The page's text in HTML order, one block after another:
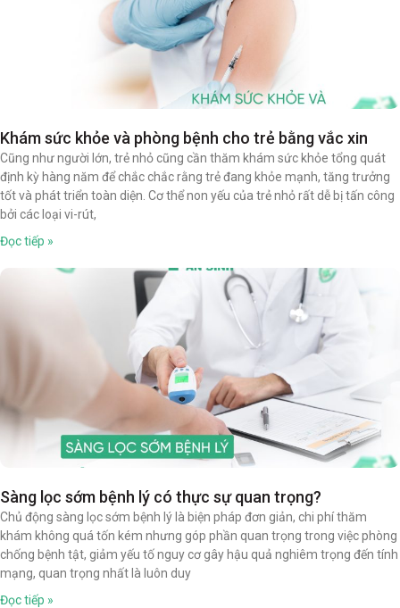
Khám sức khỏe và phòng bệnh cho trẻ bằng vắc xin
Cũng như người lớn, trẻ nhỏ cũng cần thăm khám sức khỏe tổng quát
định kỳ hàng năm để chắc chắc rằng trẻ đang khỏe mạnh, tăng trưởng
tốt và phát triển toàn diện. Cơ thể non yếu của trẻ nhỏ rất dễ bị tấn công
bởi các loại vi-rút,
Đọc tiếp »
Sàng lọc sớm bệnh lý có thực sự quan trọng?
Chủ động sàng lọc sớm bệnh lý là biện pháp đơn giản, chi phí thăm
khám không quá tốn kém nhưng góp phần quan trọng trong việc phòng
chống bệnh tật, giảm yếu tố nguy cơ gây hậu quả nghiêm trọng đến tính
mạng, quan trọng nhất là luôn duy
Đọc tiếp »